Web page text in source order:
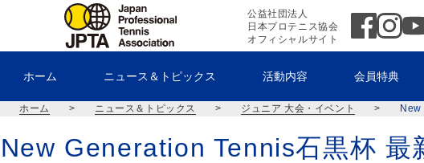
公益社団法人
日本プロテニス協会
オフィシャルサイト
ホーム ニュース＆トピックス 活動内容 会員特典
ホーム > ニュース＆トピックス > ジュニア 大会・イベント >
New Generation Tennis石黒杯 最